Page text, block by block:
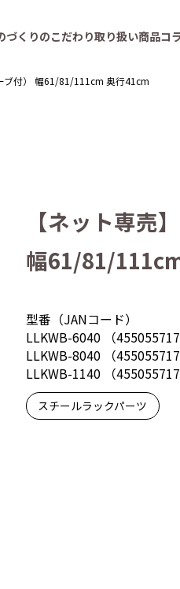
づくりのこだわり取り扱い商品コ
ブ付） 幅61/81/111cm 奥行41cm
【ネット専売
幅61/81/
型番（JANコード）
LLKWB-6040 （
LLKWB-8040 （
LLKWB-1140 （
スチールラックパーツ